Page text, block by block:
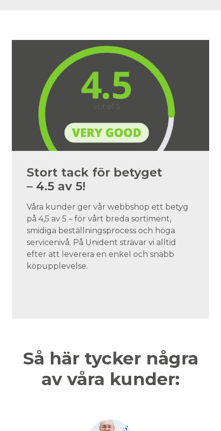
Stort tack för betyget
– 4.5 av 5!
Våra kunder ger vår webbshop ett betyg
på 4,5 av 5 – för vårt breda sortiment,
smidiga beställningsprocess och höga
servicenivå. På Unident strävar vi alltid
efter att leverera en enkel och snabb
köpupplevelse.
Så här tycker några
av våra kunder: